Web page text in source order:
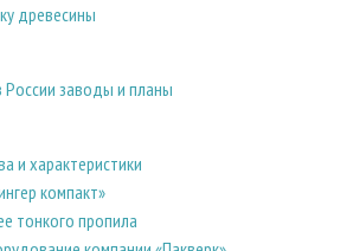
древесины
заводы и планы
и характеристики
компакт»
тонкого пропила